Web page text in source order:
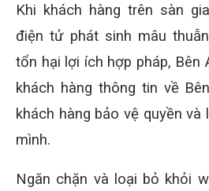
Khi khách hàng trên sàn
điện tử phát sinh mâu
tổn hại lợi ích hợp pháp, Bên
khách hàng thông tin về
khách hàng bảo vệ quyền
mình.
Ngăn chặn và loại bỏ khỏi